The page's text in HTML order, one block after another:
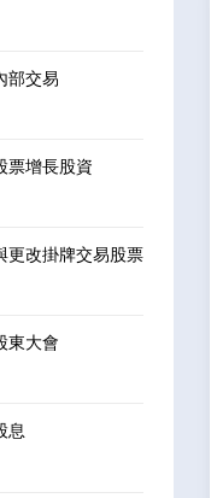
部交易
票增長股資
改掛牌交易股票
東大會
息